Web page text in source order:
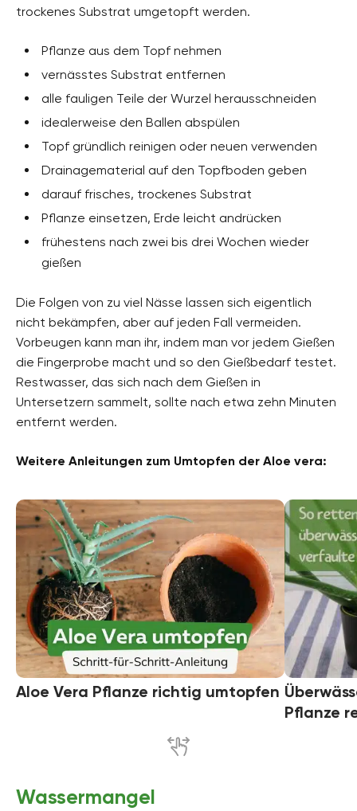
trockenes Substrat umgetopft werden.
Pflanze aus dem Topf nehmen
vernässtes Substrat entfernen
alle fauligen Teile der Wurzel herausschneiden
idealerweise den Ballen abspülen
Topf gründlich reinigen oder neuen verwenden
Drainagematerial auf den Topfboden geben
darauf frisches, trockenes Substrat
Pflanze einsetzen, Erde leicht andrücken
frühestens nach zwei bis drei Wochen wieder
gießen
Die Folgen von zu viel Nässe lassen sich eigentlich
nicht bekämpfen, aber auf jeden Fall vermeiden.
Vorbeugen kann man ihr, indem man vor jedem Gießen
die Fingerprobe macht und so den Gießbedarf testet.
Restwasser, das sich nach dem Gießen in
Untersetzern sammelt, sollte nach etwa zehn Minuten
entfernt werden.
Weitere Anleitungen zum Umtopfen der Aloe vera:
Aloe Vera Pflanze richtig umtopfen
Pflanze
Wassermangel